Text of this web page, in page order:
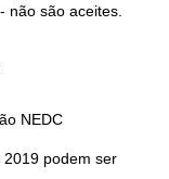
não são aceites.
NEDC
podem ser